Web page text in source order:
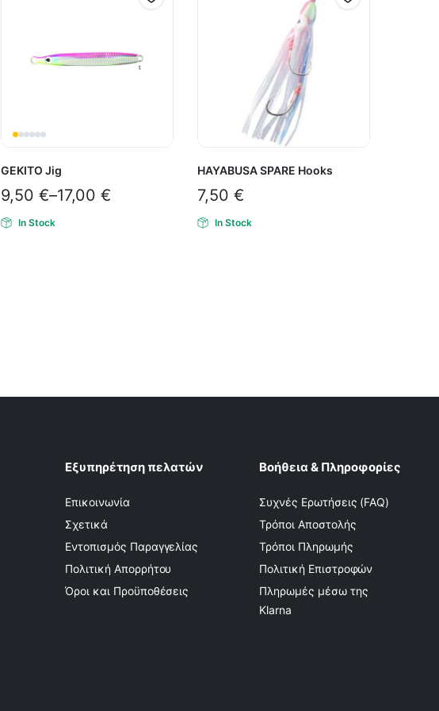
GEKITO Jig
9,50 €–17,00 €
In Stock
HAYABUSA SPARE Hooks
7,50 €
In Stock
Εξυπηρέτηση πελατών
Επικοινωνία
Σχετικά
Εντοπισμός Παραγγελίας
Πολιτική Απορρήτου
Όροι και Προϋποθέσεις
Βοήθεια & Πληροφορίες
Συχνές Ερωτήσεις (FAQ)
Τρόποι Αποστολής
Τρόποι Πληρωμής
Πολιτική Επιστροφών
Πληρωμές μέσω της
Klarna